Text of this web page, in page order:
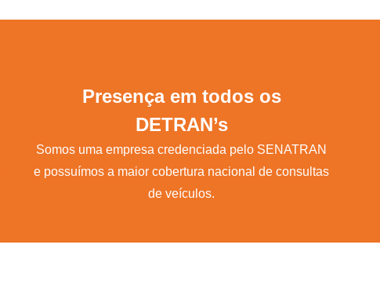
Presença em todos os
DETRAN’s
Somos uma empresa credenciada pelo SENATRAN
e possuímos a maior cobertura nacional de consultas
de veículos.